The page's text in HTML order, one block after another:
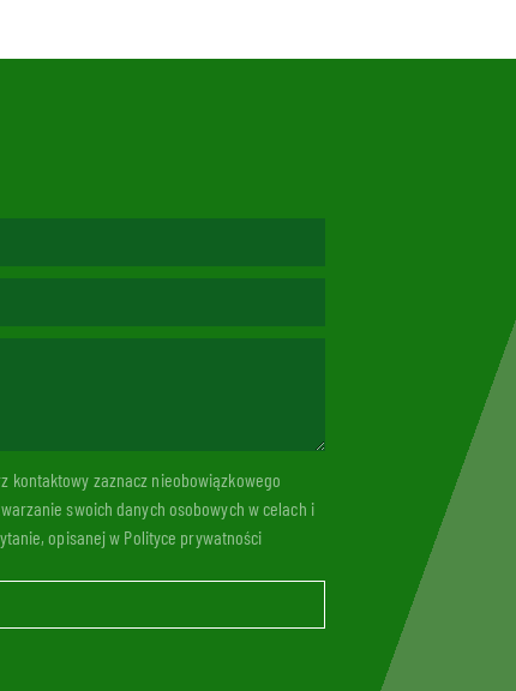
kontaktowy zaznacz nieobowiązkowego
swoich danych osobowych w celach i
opisanej w Polityce prywatności